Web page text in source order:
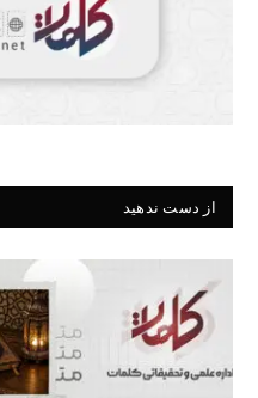
از دست ندهید